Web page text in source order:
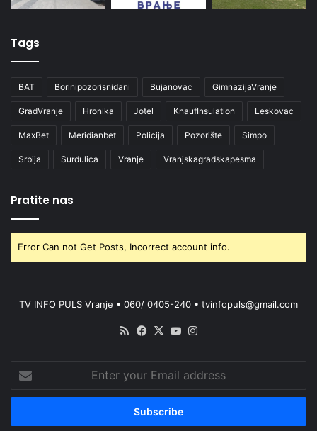
Tags
BAT Borinipozorisnidani Bujanovac GimnazijaVranje
GradVranje Hronika Jotel KnaufInsulation Leskovac
MaxBet Meridianbet Policija Pozorište Simpo
Srbija Surdulica Vranje Vranjskagradskapesma
Pratite nas
Error Can not Get Posts, Incorrect account info.
TV INFO PULS Vranje • 060/ 0405-240 • tvinfopuls@gmail.com
RSS Facebook
X YouTube
your
Email